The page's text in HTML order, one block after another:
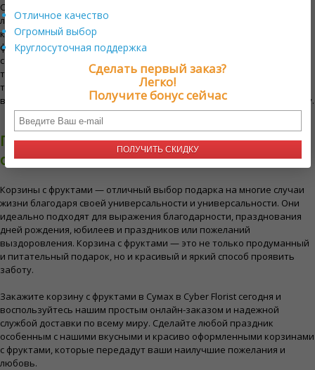
Cyber ​​Florist предлагает разнообразные корзины с фруктами на
любой вкус и предпочтения. В нашем ассортименте есть
классические фруктовые корзины, наполненные сезонными
фруктами, изысканные фруктовые корзины, в которых фрукты
сочетаются с другими лакомствами, такими как шоколад или сыр, а
также экзотические фруктовые корзины с уникальными
тропическими фруктами. Каждая корзина представляет собой
восхитительный и полезный подарок, который понравится каждому.
Почему корзины с фруктами в Сумах —
отличная идея
Корзины с фруктами — отличный выбор подарка на многие случаи
жизни благодаря своей универсальности и универсальности. Они
идеально подходят для выражения благодарности, празднования
дней рождения, юбилеев и праздников или пожеланий
выздоровления. Корзина с фруктами — это не только продуманный
и питательный подарок, но и красивый и яркий способ проявить
заботу.
Закажите корзину с фруктами в Сумах в Cyber ​​Florist сегодня и
воспользуйтесь нашим простым онлайн-заказом и надежной
службой доставки по всему миру. Сделайте любой праздник
особенным с нашими вкусными и красиво оформленными корзинами
с фруктами, которые передадут ваши наилучшие пожелания и
любовь.
Отличное качество
Огромный выбор
Круглосуточная поддержка
Сделать первый заказ?
Легко!
Получите бонус сейчас
ПОЛУЧИТЬ СКИДКУ